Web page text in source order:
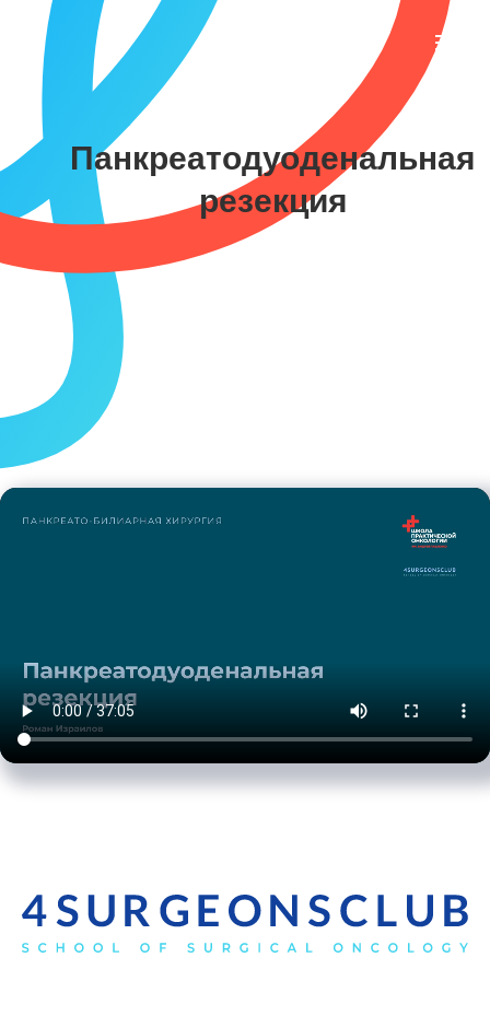
Панкреатодуоденальная
резекция